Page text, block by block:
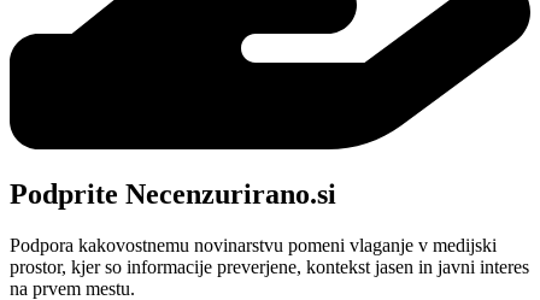
Podprite Necenzurirano.si
Podpora kakovostnemu novinarstvu pomeni vlaganje v medijski
prostor, kjer so informacije preverjene, kontekst jasen in javni interes
na prvem mestu.